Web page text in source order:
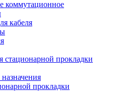
коммутационное
кабеля
стационарной прокладки
прокладки